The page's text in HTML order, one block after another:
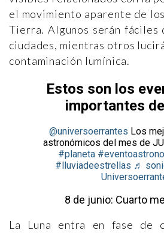
el movimiento aparente de
Tierra. Algunos serán fáciles
ciudades, mientras otros
contaminación lumínica.
Estos son los
importantes
@universoerrantes Los
astronómicos del mes de
#planeta
#lluviadeestrellas ♬
8 de junio: Cuarto
La Luna entra en fase de